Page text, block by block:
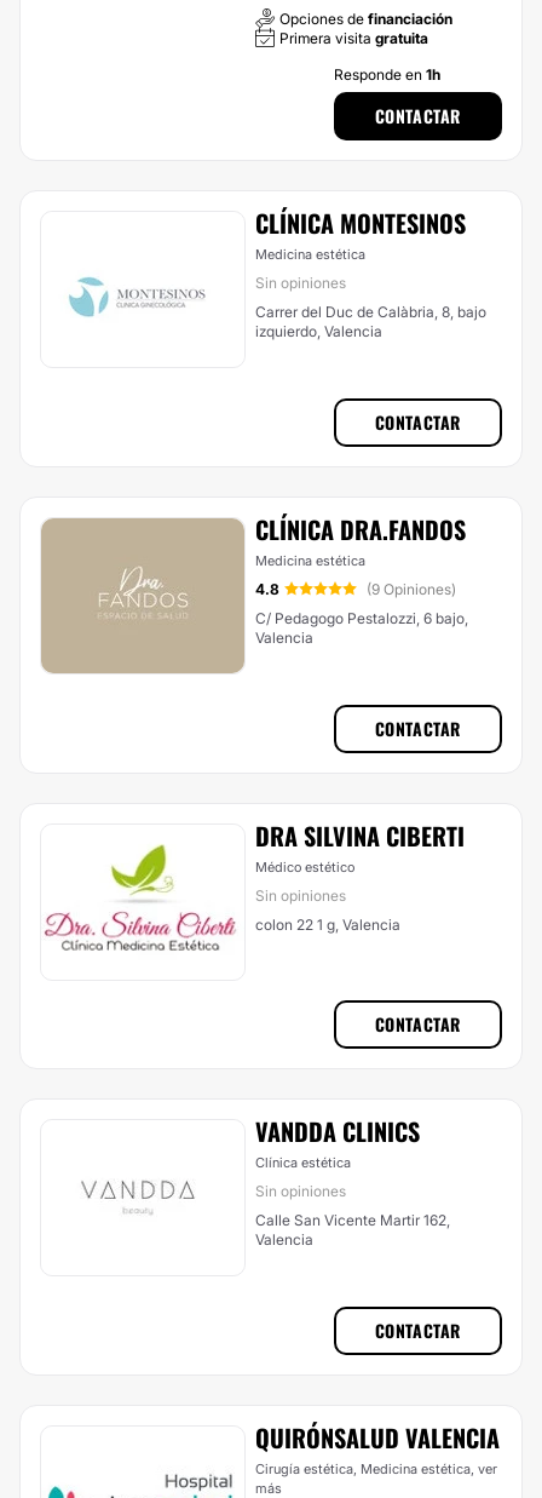
Opciones de financiación
Primera visita gratuita
Responde en 1h
CONTACTAR
CLÍNICA MONTESINOS
Medicina estética
Sin opiniones
Carrer del Duc de Calàbria, 8, bajo
izquierdo, Valencia
CONTACTAR
CLÍNICA DRA.FANDOS
Medicina estética
4.8
(9 Opiniones)
C/ Pedagogo Pestalozzi, 6 bajo,
Valencia
CONTACTAR
DRA SILVINA CIBERTI
Médico estético
Sin opiniones
colon 22 1 g, Valencia
CONTACTAR
VANDDA CLINICS
Clínica estética
Sin opiniones
Calle San Vicente Martir 162,
Valencia
CONTACTAR
QUIRÓNSALUD VALENCIA
Cirugía estética, Medicina estética, ver
más